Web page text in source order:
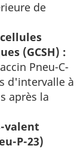
de
(GCSH) :
Pneu-C-
d'intervalle à
après la
valent
P-23)